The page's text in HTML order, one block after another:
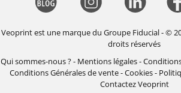
Veoprint est une marque du Groupe Fiducial- ©
droits réservés
Qui sommes-nous ?- Mentions légales-
Conditions Générales de vente-Cookies-
Contactez Veoprint